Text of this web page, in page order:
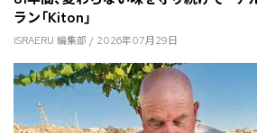
ラン「Kiton」
ISRAERU 編集部 / 2026年07月29日